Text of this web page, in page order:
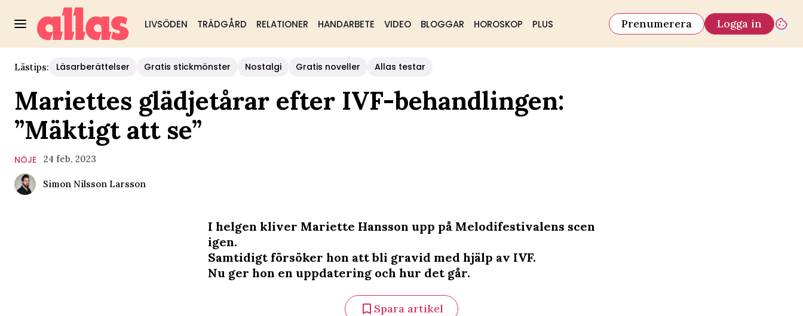
LIVSÖDEN TRÄDGÅRD RELATIONER HANDARBETE VIDEO BLOGGAR HOROSKOP PLUS Prenumerera Logga in
Lästips: Läsarberättelser Gratis stickmönster Nostalgi Gratis noveller Allas testar
Mariettes glädjetårar efter IVF-behandlingen:
”Mäktigt att se”
NÖJE 24 feb, 2023
Simon Nilsson Larsson
I helgen kliver Mariette Hansson upp på Melodifestivalens scen
igen.
Samtidigt försöker hon att bli gravid med hjälp av IVF.
Nu ger hon en uppdatering och hur det går.
Spara artikel